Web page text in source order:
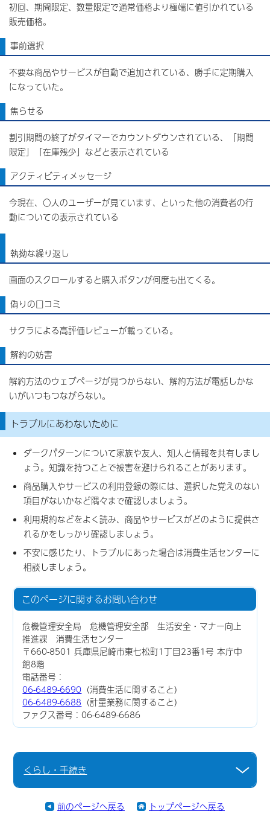
初回、期間限定、数量限定で通常価格より極端に値引かれている
販売価格。
事前選択
不要な商品やサービスが自動で追加されている、勝手に定期購入
になっていた。
焦らせる
割引期間の終了がタイマーでカウントダウンされている、「期間
限定」「在庫残少」などと表示されている
アクティビティメッセージ
今現在、〇人のユーザーが見ています、といった他の消費者の行
動についての表示されている
執拗な繰り返し
画面のスクロールすると購入ボタンが何度も出てくる。
偽りの口コミ
サクラによる高評価レビューが載っている。
解約の妨害
解約方法のウェブページが見つからない、解約方法が電話しかな
いがいつもつながらない。
トラブルにあわないために
ダークパターンについて家族や友人、知人と情報を共有しまし
ょう。知識を持つことで被害を避けられることがあります。
商品購入やサービスの利用登録の際には、選択した覚えのない
項目がないかなど隅々まで確認しましょう。
利用規約などをよく読み、商品やサービスがどのように提供さ
れるかをしっかり確認しましょう。
不安に感じたり、トラブルにあった場合は消費生活センターに
相談しましょう。
このページに関するお問い合わせ
危機管理安全局 危機管理安全部 生活安全・マナー向上
推進課 消費生活センター
〒660-8501 兵庫県尼崎市東七松町1丁目23番1号 本庁中
館8階
電話番号：
06-6489-6690 （消費生活に関すること）
06-6489-6688 （計量業務に関すること）
ファクス番号：06-6489-6686
くらし・手続き
前のページへ戻る トップページへ戻る